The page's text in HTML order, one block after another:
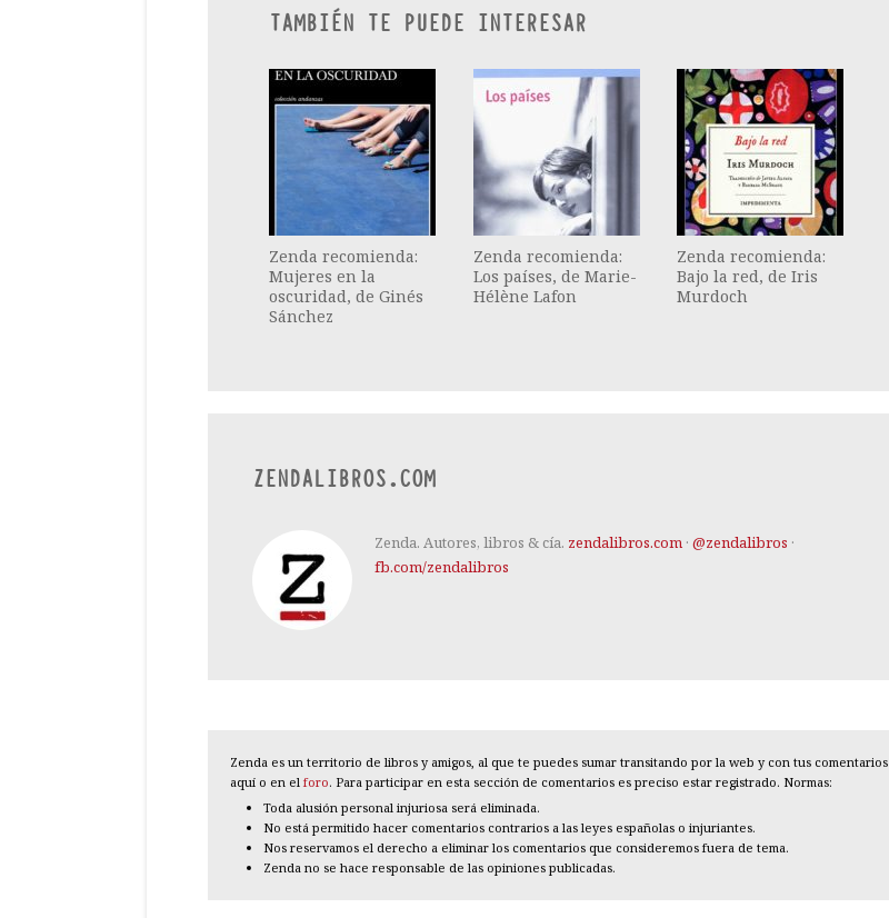
TAMBIÉN TE PUEDE INTERESAR
Zenda recomienda:
Mujeres en la
oscuridad, de Ginés
Sánchez
Zenda recomienda:
Los países, de Marie-
Hélène Lafon
Zenda recomienda:
Bajo la red, de Iris
Murdoch
ZENDALIBROS.COM
Zenda. Autores, libros & cía. zendalibros.com · @zendalibros ·
fb.com/zendalibros
Zenda es un territorio de libros y amigos, al que te puedes sumar transitando por la web y con tus comentarios
aquí o en el foro. Para participar en esta sección de comentarios es preciso estar registrado. Normas:
Toda alusión personal injuriosa será eliminada.
No está permitido hacer comentarios contrarios a las leyes españolas o injuriantes.
Nos reservamos el derecho a eliminar los comentarios que consideremos fuera de tema.
Zenda no se hace responsable de las opiniones publicadas.